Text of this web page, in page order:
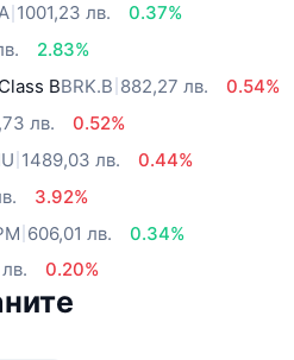
1001,23 лв.
0.37%
2.83%
BBRK.B 882,27 лв.
0.54%
лв.
0.52%
1489,03 лв.
0.44%
3.92%
606,01 лв.
0.34%
0.20%